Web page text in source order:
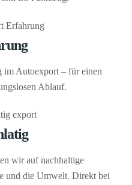
im Autoexport – für einen
Ablauf.
wir auf nachhaltige
und die Umwelt. Direkt bei